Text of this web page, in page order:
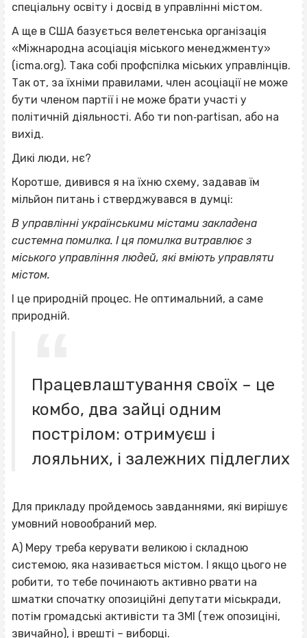
спеціальну освіту і досвід в управлінні містом.
А ще в США базується велетенська організація
«Міжнародна асоціація міського менеджменту»
(icma.org). Така собі профспілка міських управлінців.
Так от, за їхніми правилами, член асоціації не може
бути членом партії і не може брати участі у
політичній діяльності. Або ти non‐partisan, або на
вихід.
Дикі люди, нє?
Коротше, дивився я на їхню схему, задавав їм
мільйон питань і стверджувався в думці:
В управлінні українськими містами закладена
системна помилка. І ця помилка витравлює з
міського управління людей, які вміють управляти
містом.
І це природній процес. Не оптимальний, а саме
природній.
Працевлаштування своїх – це
комбо, два зайці одним
пострілом: отримуєш і
лояльних, і залежних підлеглих
Для прикладу пройдемось завданнями, які вирішує
умовний новообраний мер.
А) Меру треба керувати великою і складною
системою, яка називається містом. І якщо цього не
робити, то тебе починають активно рвати на
шматки спочатку опозиційні депутати міськради,
потім громадські активісти та ЗМІ (теж опозиціні,
звичайно), і врешті – виборці.